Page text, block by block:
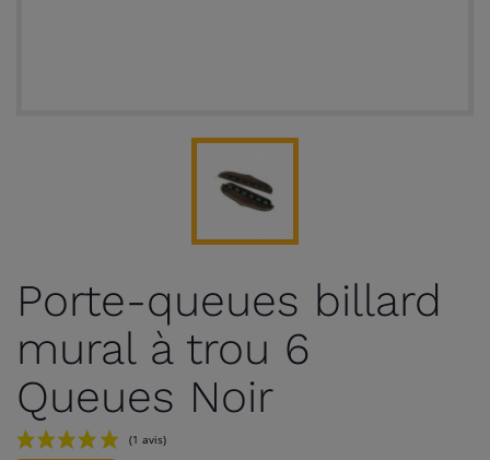
Porte-queues billard
mural à trou 6
Queues Noir